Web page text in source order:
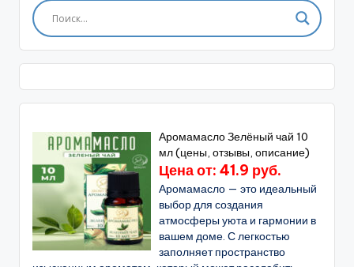
Аромамасло Зелёный чай 10
мл (цены, отзывы, описание)
Цена от: 41.9 руб.
Аромамасло — это идеальный
выбор для создания
атмосферы уюта и гармонии в
вашем доме. С легкостью
заполняет пространство